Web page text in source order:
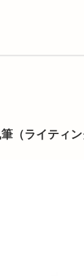
（ライティン